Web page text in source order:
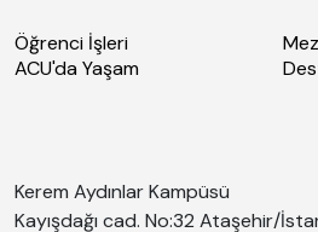
Öğrenci İşleri
ACU'da Yaşam
Kerem Aydınlar Kampüsü
Kayışdağı cad. No:32 Ataşehir/